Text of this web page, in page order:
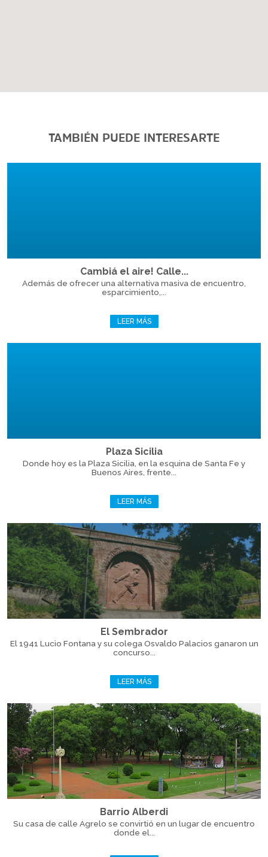
TAMBIÉN PUEDE INTERESARTE
Cambiá el aire! Calle...
Además de ofrecer una alternativa masiva de encuentro,
esparcimiento,...
LEER MÁS
Plaza Sicilia
Donde hoy es la Plaza Sicilia, en la esquina de Santa Fe y
Buenos Aires, frente...
LEER MÁS
El Sembrador
El 1941 Lucio Fontana y su colega Osvaldo Palacios ganaron un
concurso...
LEER MÁS
Barrio Alberdi
Su casa de calle Agrelo se convirtió en un lugar de encuentro
donde el...